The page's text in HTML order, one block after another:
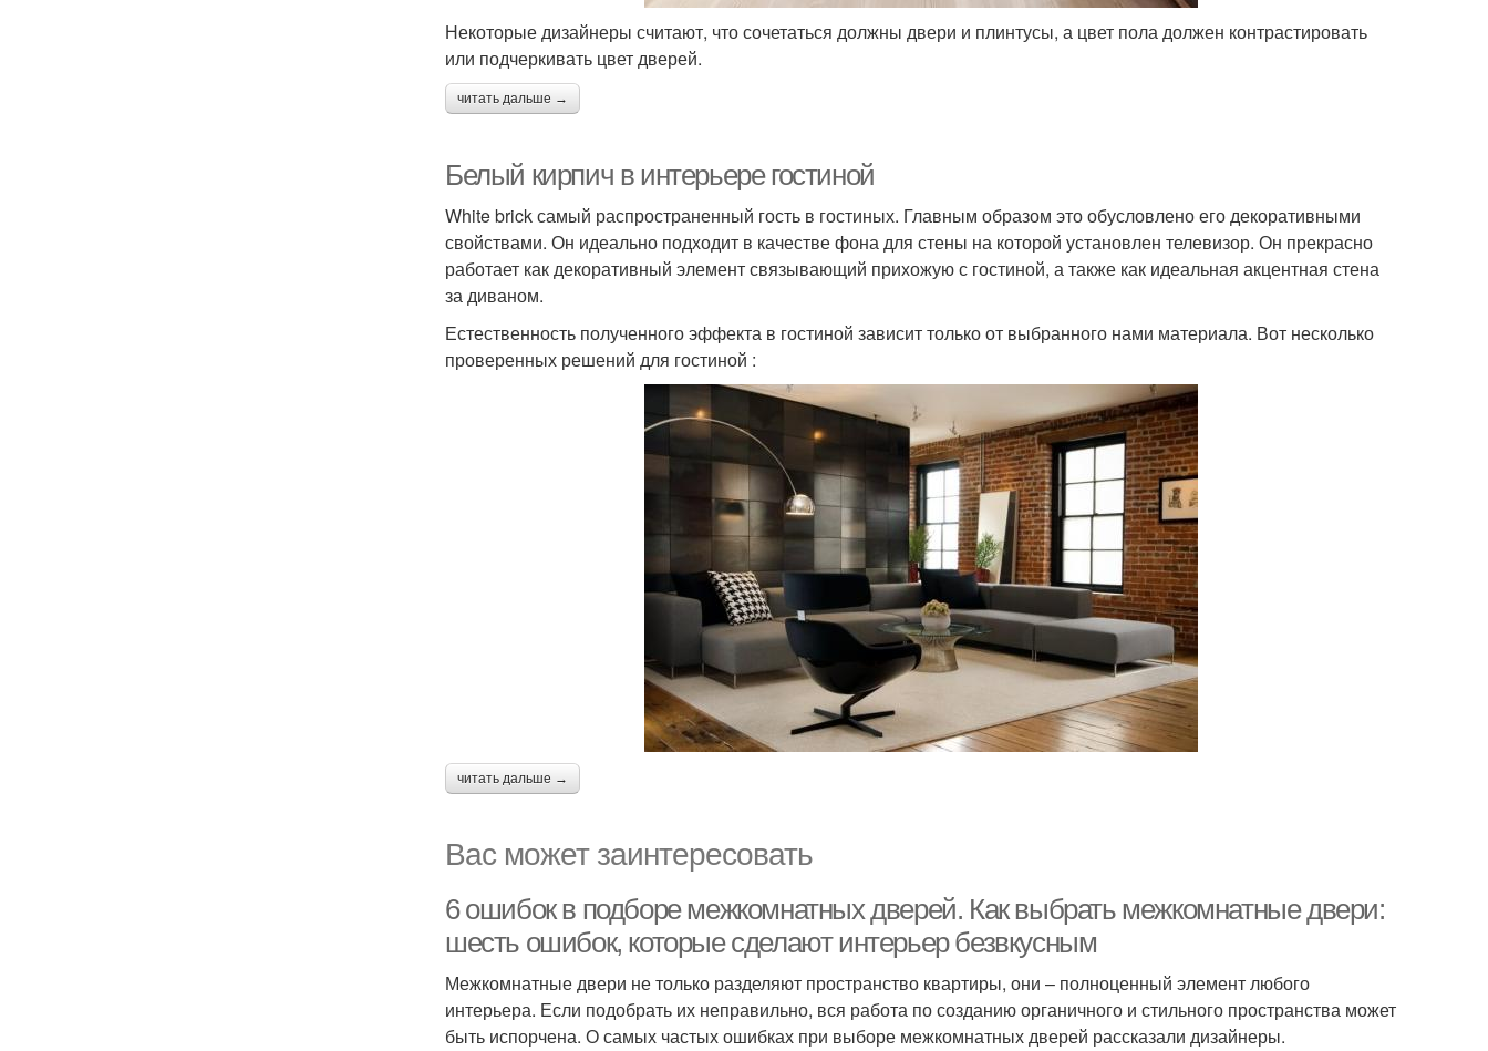
Некоторые дизайнеры считают, что сочетаться должны двери и плинтусы, а цвет пола должен контрастировать
или подчеркивать цвет дверей.
читать дальше →
Белый кирпич в интерьере гостиной
White brick самый распространенный гость в гостиных. Главным образом это обусловлено его декоративными
свойствами. Он идеально подходит в качестве фона для стены на которой установлен телевизор. Он прекрасно
работает как декоративный элемент связывающий прихожую с гостиной, а также как идеальная акцентная стена
за диваном.
Естественность полученного эффекта в гостиной зависит только от выбранного нами материала. Вот несколько
проверенных решений для гостиной :
читать дальше →
Вас может заинтересовать
6 ошибок в подборе межкомнатных дверей. Как выбрать межкомнатные двери:
шесть ошибок, которые сделают интерьер безвкусным
Межкомнатные двери не только разделяют пространство квартиры, они – полноценный элемент любого
интерьера. Если подобрать их неправильно, вся работа по созданию органичного и стильного пространства может
быть испорчена. О самых частых ошибках при выборе межкомнатных дверей рассказали дизайнеры.